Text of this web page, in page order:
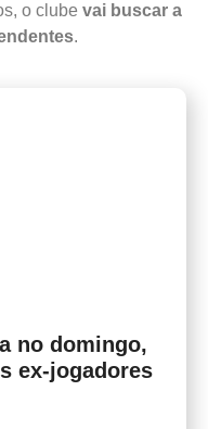
o clube vai buscar a
.
no domingo,
ex-jogadores